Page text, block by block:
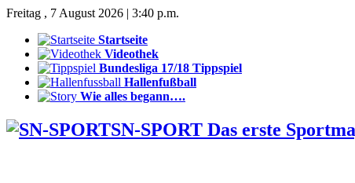
Freitag , 7 August 2026 | 3:40 p.m.
Startseite
Videothek
Bundesliga 17/18 Tippspiel
Hallenfußball
Wie alles begann….
SN-SPORT Das erste